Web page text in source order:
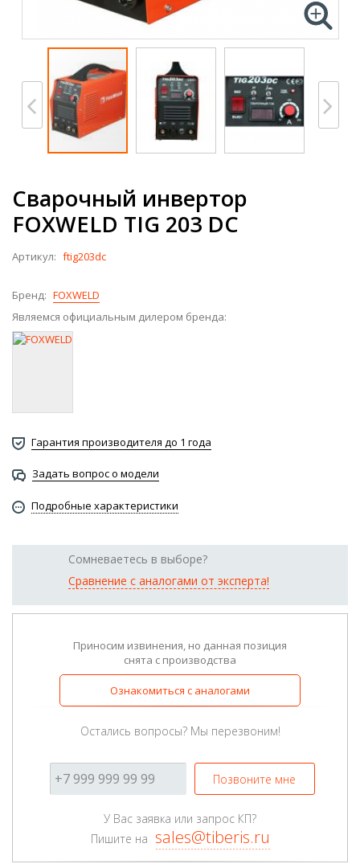
Сварочный инвертор
FOXWELD TIG 203 DC
Артикул: ftig203dc
Бренд: FOXWELD
Являемся официальным дилером бренда:
Гарантия производителя до 1 года
Задать вопрос о модели
Подробные характеристики
Сомневаетесь в выборе?
Сравнение с аналогами от эксперта!
Приносим извинения, но данная позиция
снята с производства
Ознакомиться с аналогами
Остались вопросы? Мы перезвоним!
Позвоните мне
У Вас заявка или запрос КП?
Пишите на sales@tiberis.ru